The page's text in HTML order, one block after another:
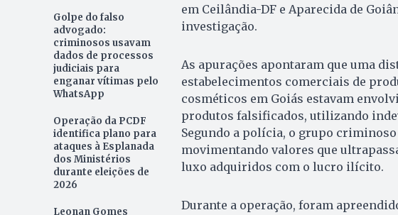
Golpe do falso
advogado:
criminosos usavam
dados de processos
judiciais para
enganar vítimas pelo
WhatsApp
Operação da PCDF
identifica plano para
ataques à Esplanada
dos Ministérios
durante eleições de
2026
Leonan Gomes
em Ceilândia-DF e Aparecida de
investigação.
As apurações apontaram que uma
estabelecimentos comerciais de
cosméticos em Goiás estavam
produtos falsificados, utilizando
Segundo a polícia, o grupo
movimentando valores que
luxo adquiridos com o lucro ilícito.
Durante a operação, foram